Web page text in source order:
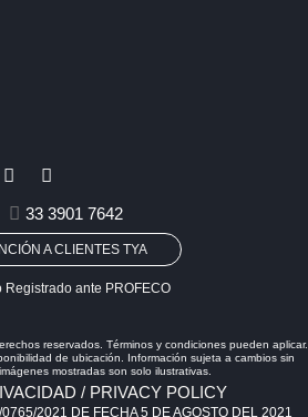
33 3901 7642
A CLIENTES TYA
Registrado ante PROFECO
reservados. Términos y condiciones pueden aplicar.
de ubicación. Información sujeta a cambios sin
mostradas son solo ilustrativas.
/ PRIVACY POLICY
2021 DE FECHA 5 DE AGOSTO DEL 2021